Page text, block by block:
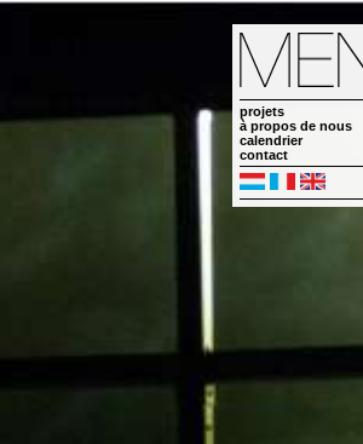
projets
à propos de nous
calendrier
contact